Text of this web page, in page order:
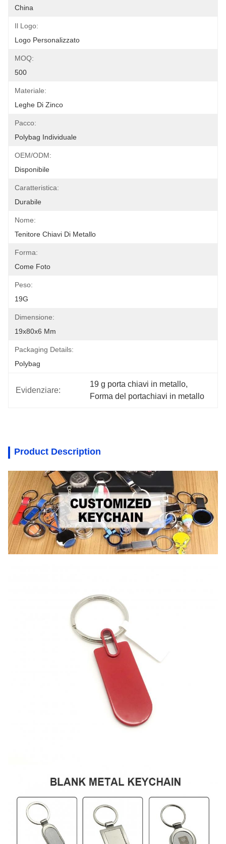
China
Il Logo:
Logo Personalizzato
MOQ:
500
Materiale:
Leghe Di Zinco
Pacco:
Polybag Individuale
OEM/ODM:
Disponibile
Caratteristica:
Durabile
Nome:
Tenitore Chiavi Di Metallo
Forma:
Come Foto
Peso:
19G
Dimensione:
19x80x6 Mm
Packaging Details:
Polybag
Evidenziare:
19 g porta chiavi in metallo,
Forma del portachiavi in metallo
Product Description